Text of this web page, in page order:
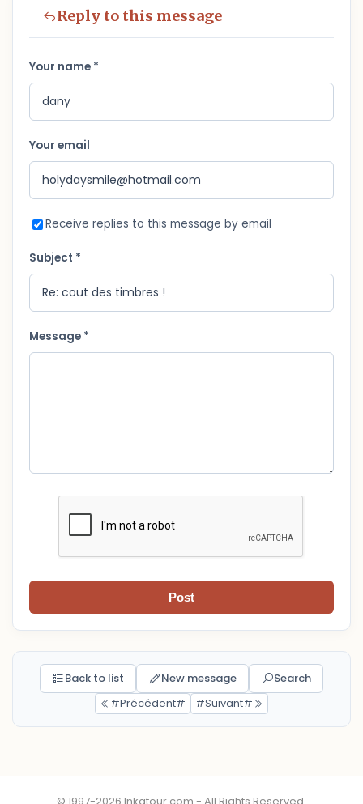
Reply to this message
Your name *
Your email
Receive replies to this message by email
Subject *
Message *
Post
Back to list New message
Search
#Précédent#
#Suivant#